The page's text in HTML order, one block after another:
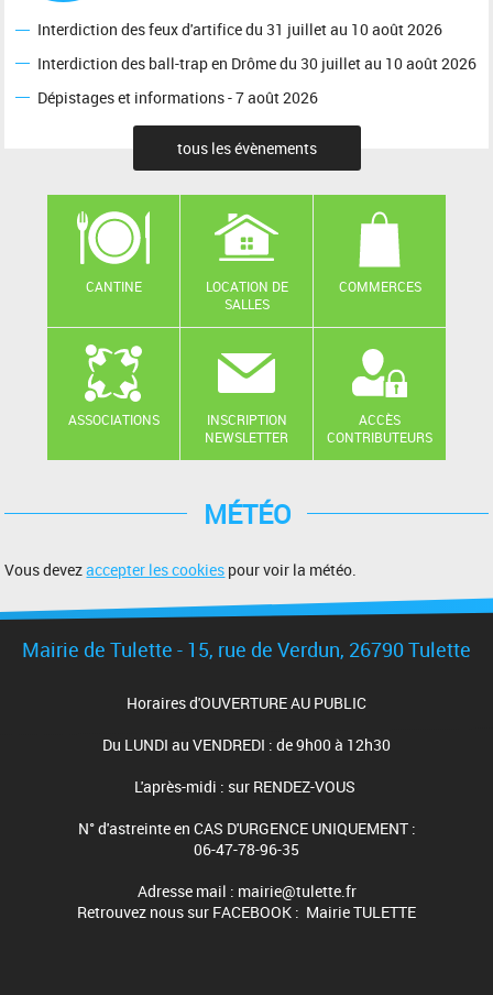
Interdiction des feux d'artifice du 31 juillet au 10 août 2026
Interdiction des ball-trap en Drôme du 30 juillet au 10 août 2026
Dépistages et informations - 7 août 2026
tous les évènements
CANTINE
LOCATION DE
SALLES
COMMERCES
ASSOCIATIONS
INSCRIPTION
NEWSLETTER
ACCÈS
CONTRIBUTEURS
MÉTÉO
Vous devezaccepter les cookies pour voir la météo.
Mairie de Tulette - 15, rue de Verdun, 26790 Tulette
Horaires d'OUVERTURE AU PUBLIC
Du LUNDI au VENDREDI : de 9h00 à 12h30
L'après-midi : sur RENDEZ-VOUS
N° d'astreinte en CAS D'URGENCE UNIQUEMENT :
06-47-78-96-35
Adresse mail : mairie@tulette.fr
Retrouvez nous sur FACEBOOK : Mairie TULETTE